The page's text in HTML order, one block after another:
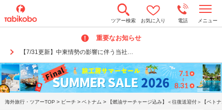
ツアー検索 お気に入り 電話 メニュー
重要なお知らせ
【7/31更新】中東情勢の影響に伴う当社…
o
n
a
v
i
g
a
t
海外旅行・ツアーTOP > ビーチ > ベトナム > 【燃油サーチャージ込み】＜往復送迎付＞【ベ